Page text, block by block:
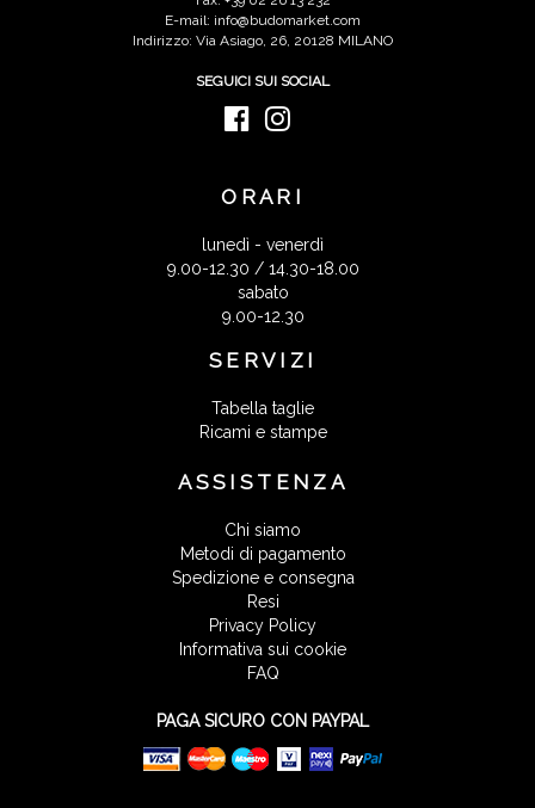
E-mail: info@budomarket.com
Indirizzo: Via Asiago, 26, 20128 MILANO
SEGUICI SUI SOCIAL
ORARI
lunedì - venerdì
9.00-12.30 / 14.30-18.00
sabato
9.00-12.30
SERVIZI
Tabella taglie
Ricami e stampe
ASSISTENZA
Chi siamo
Metodi di pagamento
Spedizione e consegna
Resi
Privacy Policy
Informativa sui cookie
FAQ
PAGA SICURO CON PAYPAL